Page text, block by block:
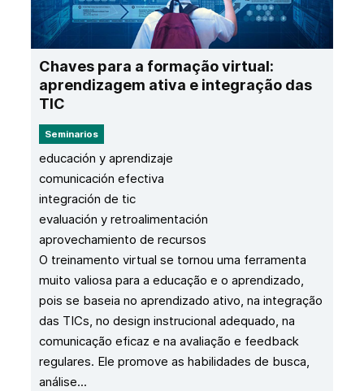
Chaves para a formação virtual:
aprendizagem ativa e integração das
TIC
Seminarios
educación y aprendizaje
comunicación efectiva
integración de tic
evaluación y retroalimentación
aprovechamiento de recursos
O treinamento virtual se tornou uma ferramenta
muito valiosa para a educação e o aprendizado,
pois se baseia no aprendizado ativo, na integração
das TICs, no design instrucional adequado, na
comunicação eficaz e na avaliação e feedback
regulares. Ele promove as habilidades de busca,
análise...